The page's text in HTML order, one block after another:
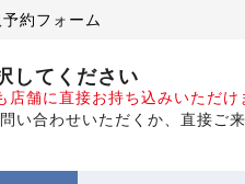
約フォーム
してください
舗に直接お持ち込みいただけ
い合わせいただくか、直接ご